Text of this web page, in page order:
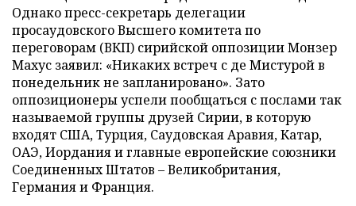
Однако пресс-секретарь делегации
просаудовского Высшего комитета по
переговорам (ВКП) сирийской оппозиции Монзер
Махус заявил: «Никаких встреч с де Мистурой в
понедельник не запланировано». Зато
оппозиционеры успели пообщаться с послами так
называемой группы друзей Сирии, в которую
входят США, Турция, Саудовская Аравия, Катар,
ОАЭ, Иордания и главные европейские союзники
Соединенных Штатов – Великобритания,
Германия и Франция.